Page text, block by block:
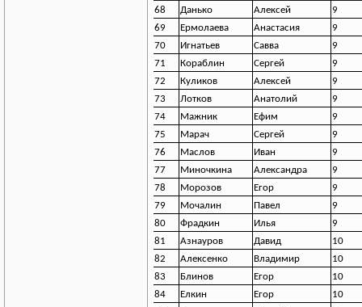
68
Данько Алексей
9
69
Ермолаева Анастасия
9
70
Игнатьев Савва
9
71
Кораблин Сергей
9
72
Куликов Алексей
9
73
Лотков Анатолий
9
74
Мажник Ефим
9
75
Марач Сергей
9
76
Маслов Иван
9
77
Миночкина Александра
9
78
Морозов Егор
9
79
Мочалин Павел
9
80
Фрадкин Илья
9
81
Азнауров Давид
10
82
Алексенко Владимир
10
83
Блинов Егор
10
84
Елкин Егор
10